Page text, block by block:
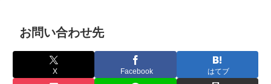
お問い合わせ先
X Facebook はてブ